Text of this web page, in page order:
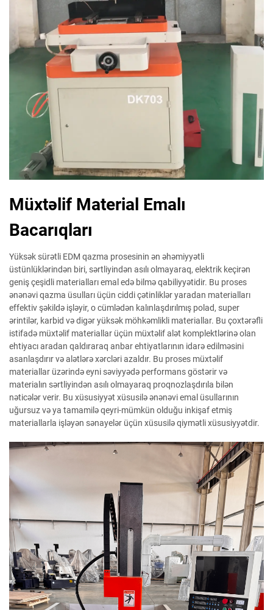
Müxtəlif Material Emalı
Bacarıqları
Yüksək sürətli EDM qazma prosesinin ən əhəmiyyətli
üstünlüklərindən biri, sərtliyindən asılı olmayaraq, elektrik keçirən
geniş çeşidli materialları emal edə bilmə qabiliyyətidir. Bu proses
ənənəvi qazma üsulları üçün ciddi çətinliklər yaradan materialları
effektiv şəkildə işləyir, o cümlədən kalınlaşdırılmış polad, super
ərintilər, karbid və digər yüksək möhkəmlikli materiallar. Bu çoxtərəfli
istifadə müxtəlif materiallar üçün müxtəlif alət komplektlərinə olan
ehtiyacı aradan qaldıraraq anbar ehtiyatlarının idarə edilməsini
asanlaşdırır və alətlərə xərcləri azaldır. Bu proses müxtəlif
materiallar üzərində eyni səviyyədə performans göstərir və
materialın sərtliyindən asılı olmayaraq proqnozlaşdırıla bilən
nəticələr verir. Bu xüsusiyyət xüsusilə ənənəvi emal üsullarının
uğursuz və ya tamamilə qeyri-mümkün olduğu inkişaf etmiş
materiallarla işləyən sənayelər üçün xüsusilə qiymətli xüsusiyyətdir.